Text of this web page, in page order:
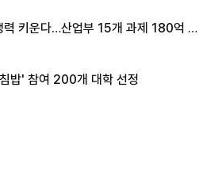
력 키운다…산업부 15개 과제 180억 지
밥' 참여 200개 대학 선정